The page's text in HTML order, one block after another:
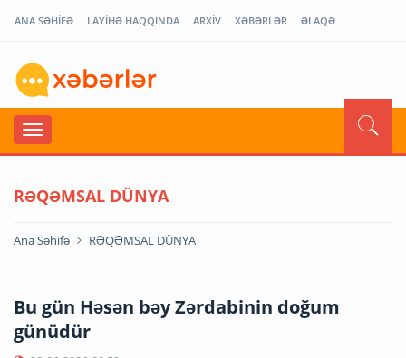
ANA SƏHİFƏ LAYİHƏ HAQQINDA ARXİV XƏBƏRLƏR ƏLAQƏ
RƏQƏMSAL DÜNYA
Ana Səhifə RƏQƏMSAL DÜNYA
Bu gün Həsən bəy Zərdabinin doğum
günüdür